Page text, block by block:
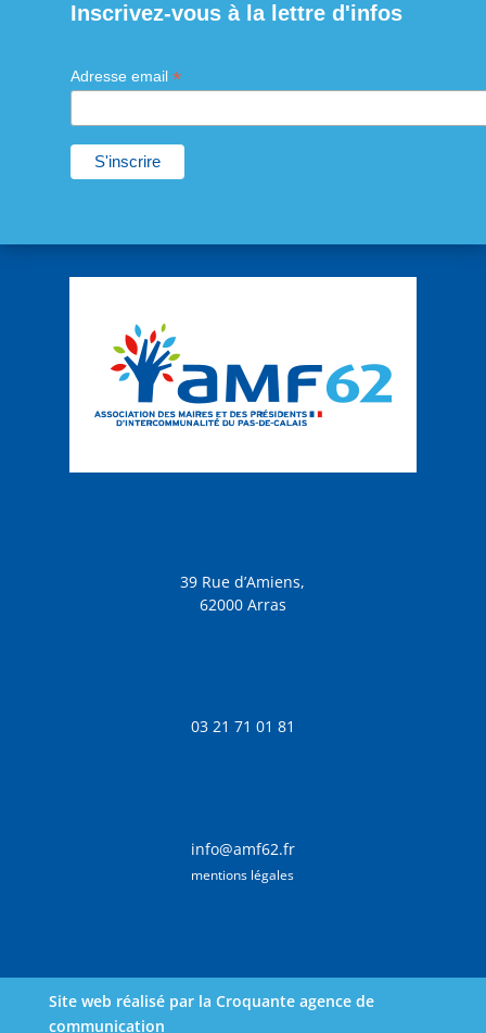
Inscrivez-vous à la lettre d'infos
Adresse email *
39 Rue d’Amiens,
62000 Arras
03 21 71 01 81
info@amf62.fr
mentions légales
Site web réalisé par la Croquante agence de
communication